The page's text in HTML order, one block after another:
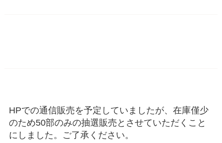
HPでの通信販売を予定していましたが、在庫僅少
のため50部のみの抽選販売とさせていただくこと
にしました。ご了承ください。